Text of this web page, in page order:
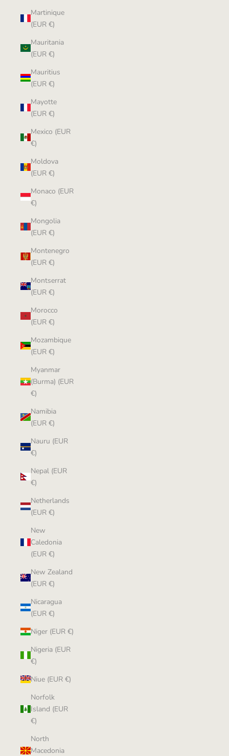
Martinique
(EUR €)
Mauritania
(EUR €)
Mauritius
(EUR €)
Mayotte
(EUR €)
Mexico (EUR
€)
Moldova
(EUR €)
Monaco (EUR
€)
Mongolia
(EUR €)
Montenegro
(EUR €)
Montserrat
(EUR €)
Morocco
(EUR €)
Mozambique
(EUR €)
Myanmar
(Burma) (EUR
€)
Namibia
(EUR €)
Nauru (EUR
€)
Nepal (EUR
€)
Netherlands
(EUR €)
New
Caledonia
(EUR €)
New Zealand
(EUR €)
Nicaragua
(EUR €)
Niger (EUR €)
Nigeria (EUR
€)
Niue (EUR €)
Norfolk
Island (EUR
€)
North
Macedonia